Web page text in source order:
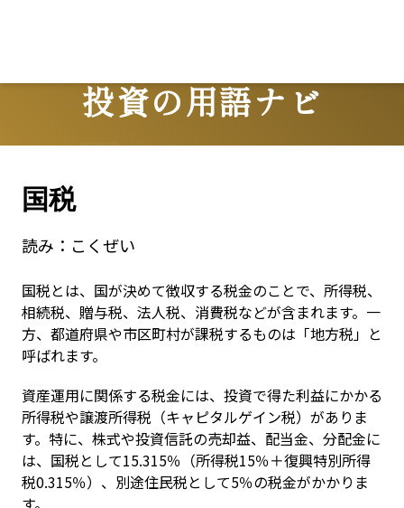
投資の用語ナビ
Terms
国税
読み： こくぜい
国税とは、国が決めて徴収する税金のことで、所得税、
相続税、贈与税、法人税、消費税などが含まれます。一
方、都道府県や市区町村が課税するものは「地方税」と
呼ばれます。
資産運用に関係する税金には、投資で得た利益にかかる
所得税や譲渡所得税（キャピタルゲイン税）がありま
す。特に、株式や投資信託の売却益、配当金、分配金に
は、国税として15.315％（所得税15％＋復興特別所得
税0.315％）、別途住民税として5％の税金がかかりま
す。